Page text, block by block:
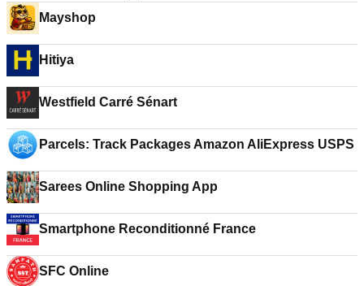
Mayshop
Hitiya
Westfield Carré Sénart
Parcels: Track Packages Amazon AliExpress USPS
Sarees Online Shopping App
Smartphone Reconditionné France
SFC Online